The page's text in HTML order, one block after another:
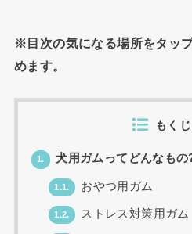
※目次の気になる場所をタッ
めます。
もくじ
1. 犬用ガムってどんなもの
1.1. おやつ用ガム
1.2. ストレス対策用ガム